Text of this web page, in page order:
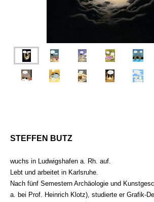
STEFFEN BUTZ
wuchs in Ludwigshafen a. Rh. auf.
Lebt und arbeitet in Karlsruhe.
Nach fünf Semestern Archäologie und
a. bei Prof. Heinrich Klotz), studierte er Grafik-